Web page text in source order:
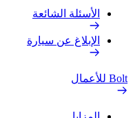
الأسئلة الشائعة
الإبلاغ عن سيارة